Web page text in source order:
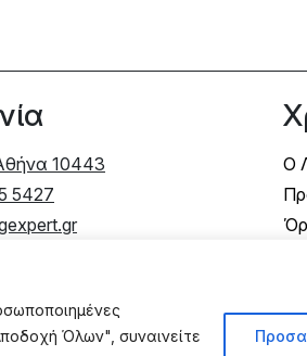
Όλων", συναινείτε
10443
5427
Ο